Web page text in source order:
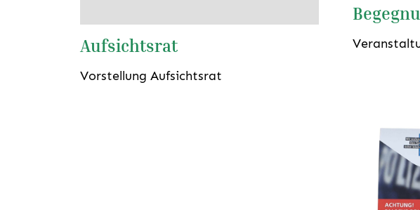
Aufsichtsrat
Vorstellung Aufsichtsrat